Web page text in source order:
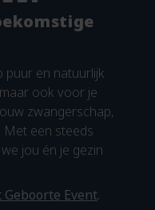
puur en natuurlijk
ook voor je
zwangerschap,
Met een steeds
jou én je gezin
Event.